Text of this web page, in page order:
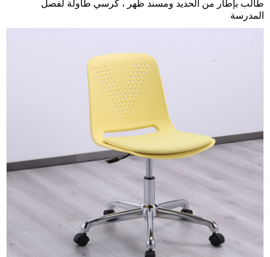
طالب بإطار من الحديد ومسند ظهر ، كرسي طاولة لفصل
المدرسة